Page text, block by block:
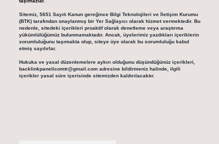
Sitemiz, 5651 Sayılı Kanun gereğince Bilgi Teknolojileri ve İletişim Kurumu
(BTK) tarafından onaylanmış bir Yer Sağlayıcı olarak hizmet vermektedir. Bu
nedenle, sitedeki içerikleri proaktif olarak denetleme veya araştırma
yükümlülüğümüz bulunmamaktadır. Ancak, üyelerimiz yazdıkları içeriklerin
sorumluluğunu taşımakta olup, siteye üye olarak bu sorumluluğu kabul
etmiş sayılırlar.
Hukuka ve yasal düzenlemelere aykırı olduğunu düşündüğünüz içerikleri,
backlinkpanelicomtr@gmail.comadresine bildirmeniz halinde, ilgili
içerikler yasal süre içerisinde sitemizden kaldırılacaktır.